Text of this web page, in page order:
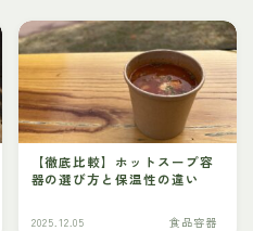
【徹底比較】ホットスープ容
器の選び方と保温性の違い
2025.12.05 食品容器